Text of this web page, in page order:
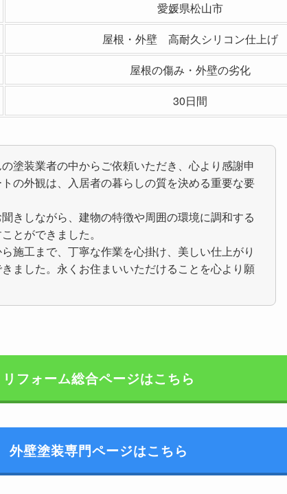
愛媛県松山市
屋根・外壁 高耐久シリコン仕上げ
屋根の傷み・外壁の劣化
30日間
塗装業者の中からご依頼いただき、心より感謝申
の外観は、入居者の暮らしの質を決める重要な要
きしながら、建物の特徴や周囲の環境に調和する
とができました。
施工まで、丁寧な作業を心掛け、美しい仕上がり
ました。永くお住まいいただけることを心より願
リフォーム総合ページはこちら
外壁塗装専門ページはこちら